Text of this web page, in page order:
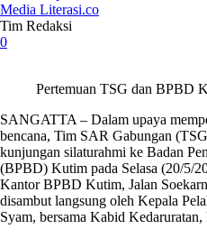
Media Literasi.co
Tim Redaksi
0
Pertemuan TSG dan BPBD
SANGATTA – Dalam upaya
bencana, Tim SAR Gabungan
kunjungan silaturahmi ke Badan
(BPBD) Kutim pada Selasa (20/5/
Kantor BPBD Kutim, Jalan
disambut langsung oleh Kepala
Syam, bersama Kabid